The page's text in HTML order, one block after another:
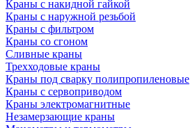
Краны с накидной гайкой
Краны с наружной резьбой
Краны с фильтром
Краны со сгоном
Сливные краны
Трехходовые краны
Краны под сварку полипропиленовые
Краны с сервоприводом
Краны электромагнитные
Незамерзающие краны